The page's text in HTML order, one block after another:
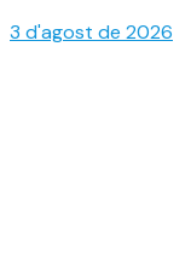
3 d'agost de 2026